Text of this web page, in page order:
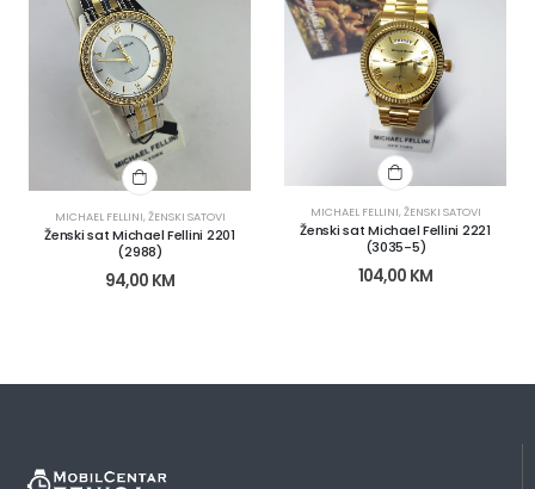
MICHAEL FELLINI,ŽENSKI SATOVI
Ženski sat Michael Fellini 2201
(2988)
94,00 KM
MICHAEL FELLINI,ŽENSKI SATOVI
Ženski sat Michael Fellini 2221
(3035-5)
104,00 KM